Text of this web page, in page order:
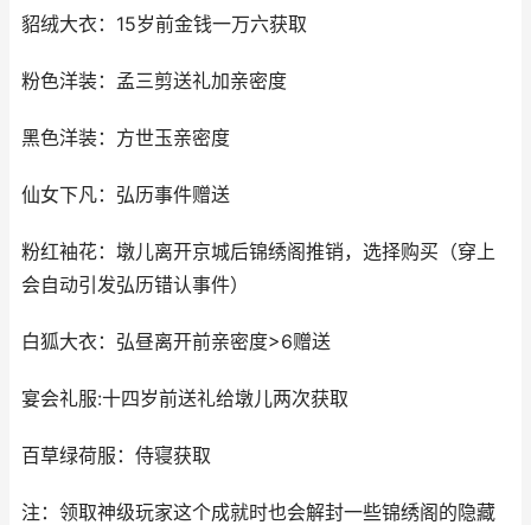
貂绒大衣：15岁前金钱一万六获取
粉色洋装：孟三剪送礼加亲密度
黑色洋装：方世玉亲密度
仙女下凡：弘历事件赠送
粉红袖花：墩儿离开京城后锦绣阁推销，选择购买（穿上
会自动引发弘历错认事件）
白狐大衣：弘昼离开前亲密度>6赠送
宴会礼服:十四岁前送礼给墩儿两次获取
百草绿荷服：侍寝获取
注：领取神级玩家这个成就时也会解封一些锦绣阁的隐藏